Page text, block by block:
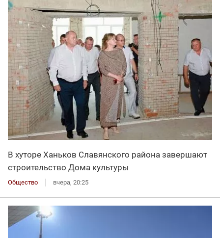
В хуторе Ханьков Славянского района завершают
строительство Дома культуры
Общество вчера, 20:25